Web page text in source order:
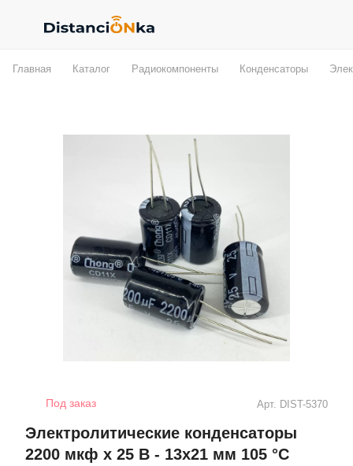
Главная Каталог Радиокомпоненты Конденсаторы
Под заказ Арт. DIST-5370
Электролитические конденсаторы
2200 мкф x 25 В - 13x21 мм 105 °C